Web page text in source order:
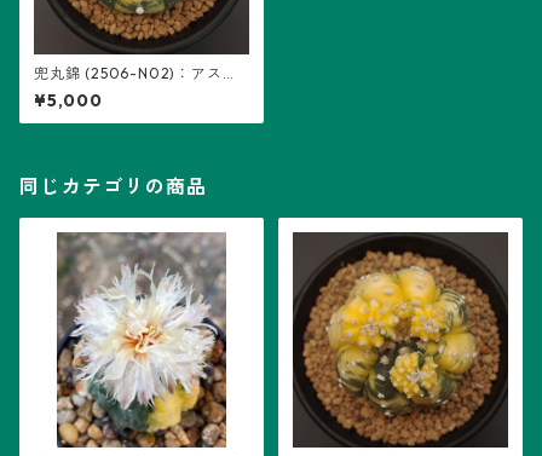
兜丸錦 (2506-N02)：アスト
ロフィツム属 ※実生
¥5,000
同じカテゴリの商品